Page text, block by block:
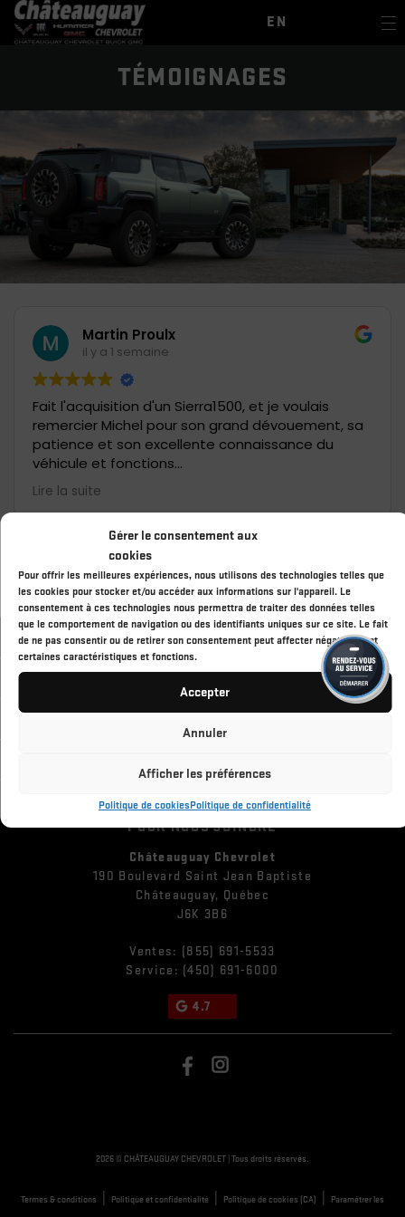
Gérer le consentement aux
cookies
Pour offrir les meilleures expériences, nous utilisons des technologies telles que
les cookies pour stocker et/ou accéder aux informations sur l'appareil. Le
consentement à ces technologies nous permettra de traiter des données telles
que le comportement de navigation ou des identifiants uniques sur ce site. Le fait
de ne pas consentir ou de retirer son consentement peut affecter négativement
certaines caractéristiques et fonctions.
Accepter
Annuler
Afficher les préférences
Politique de cookiesPolitique de confidentialité
EN
TÉMOIGNAGES
Martin Proulx
il y a 1 semaine
Fait l'acquisition d'un Sierra1500, et je voulais
remercier Michel pour son grand dévouement, sa
patience et son excellente connaissance du
véhicule et fonctions...
Un grand merci, et 5*...
Lire la suite
POUR NOUS JOINDRE
Châteauguay Chevrolet
190 Boulevard Saint Jean Baptiste
Châteauguay, Québec
J6K 3B6
Ventes: (855) 691-5533
Service: (450) 691-6000
4.7
VÉHICULES NEUFS
INVENTAIRE
LIENS RAPIDES
2026 © CHÂTEAUGUAY CHEVROLET | Tous droits réservés.
Termes & conditions Politique et confidentialité Politique de cookies (CA)
Paramétrer les